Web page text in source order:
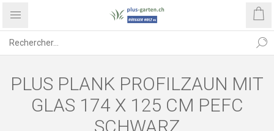
PLUS PLANK PROFILZAUN MIT
GLAS 174 X 125 CM PEFC
SCHWARZ